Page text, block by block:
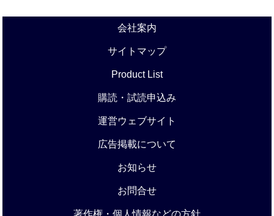
会社案内
サイトマップ
Product List
購読・試読申込み
運営ウェブサイト
広告掲載について
お知らせ
お問合せ